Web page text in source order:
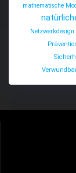
mathematische
Netzwerkdesign